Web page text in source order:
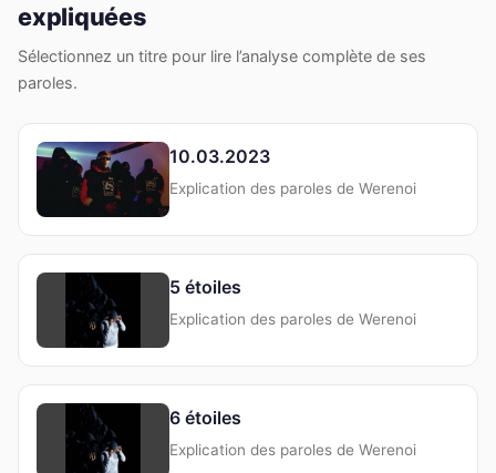
expliquées
Sélectionnez un titre pour lire l’analyse complète de ses
paroles.
10.03.2023
Explication des paroles de Werenoi
5 étoiles
Explication des paroles de Werenoi
6 étoiles
Explication des paroles de Werenoi